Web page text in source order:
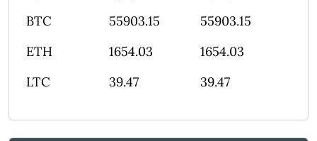
BTC
55903.15
55903.15
ETH
1654.03
1654.03
LTC
39.47 39.47